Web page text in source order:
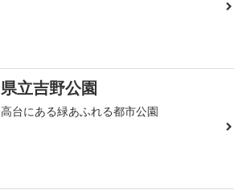
県立吉野公園
高台にある緑あふれる都市公園